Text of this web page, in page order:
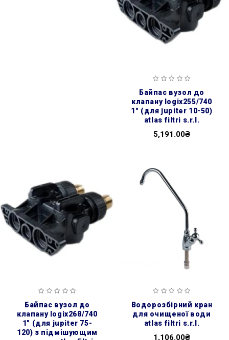
байпас вузол до
клапану logix255/740
1″ (для jupiter 10-50)
atlas filtri s.r.l.
5,191.00₴
байпас вузол до
клапану logix268/740
1″ (для jupiter 75-
120) з підмішующим
водорозбірний кран
для очищеної води
atlas filtri s.r.l.
1,106.00₴